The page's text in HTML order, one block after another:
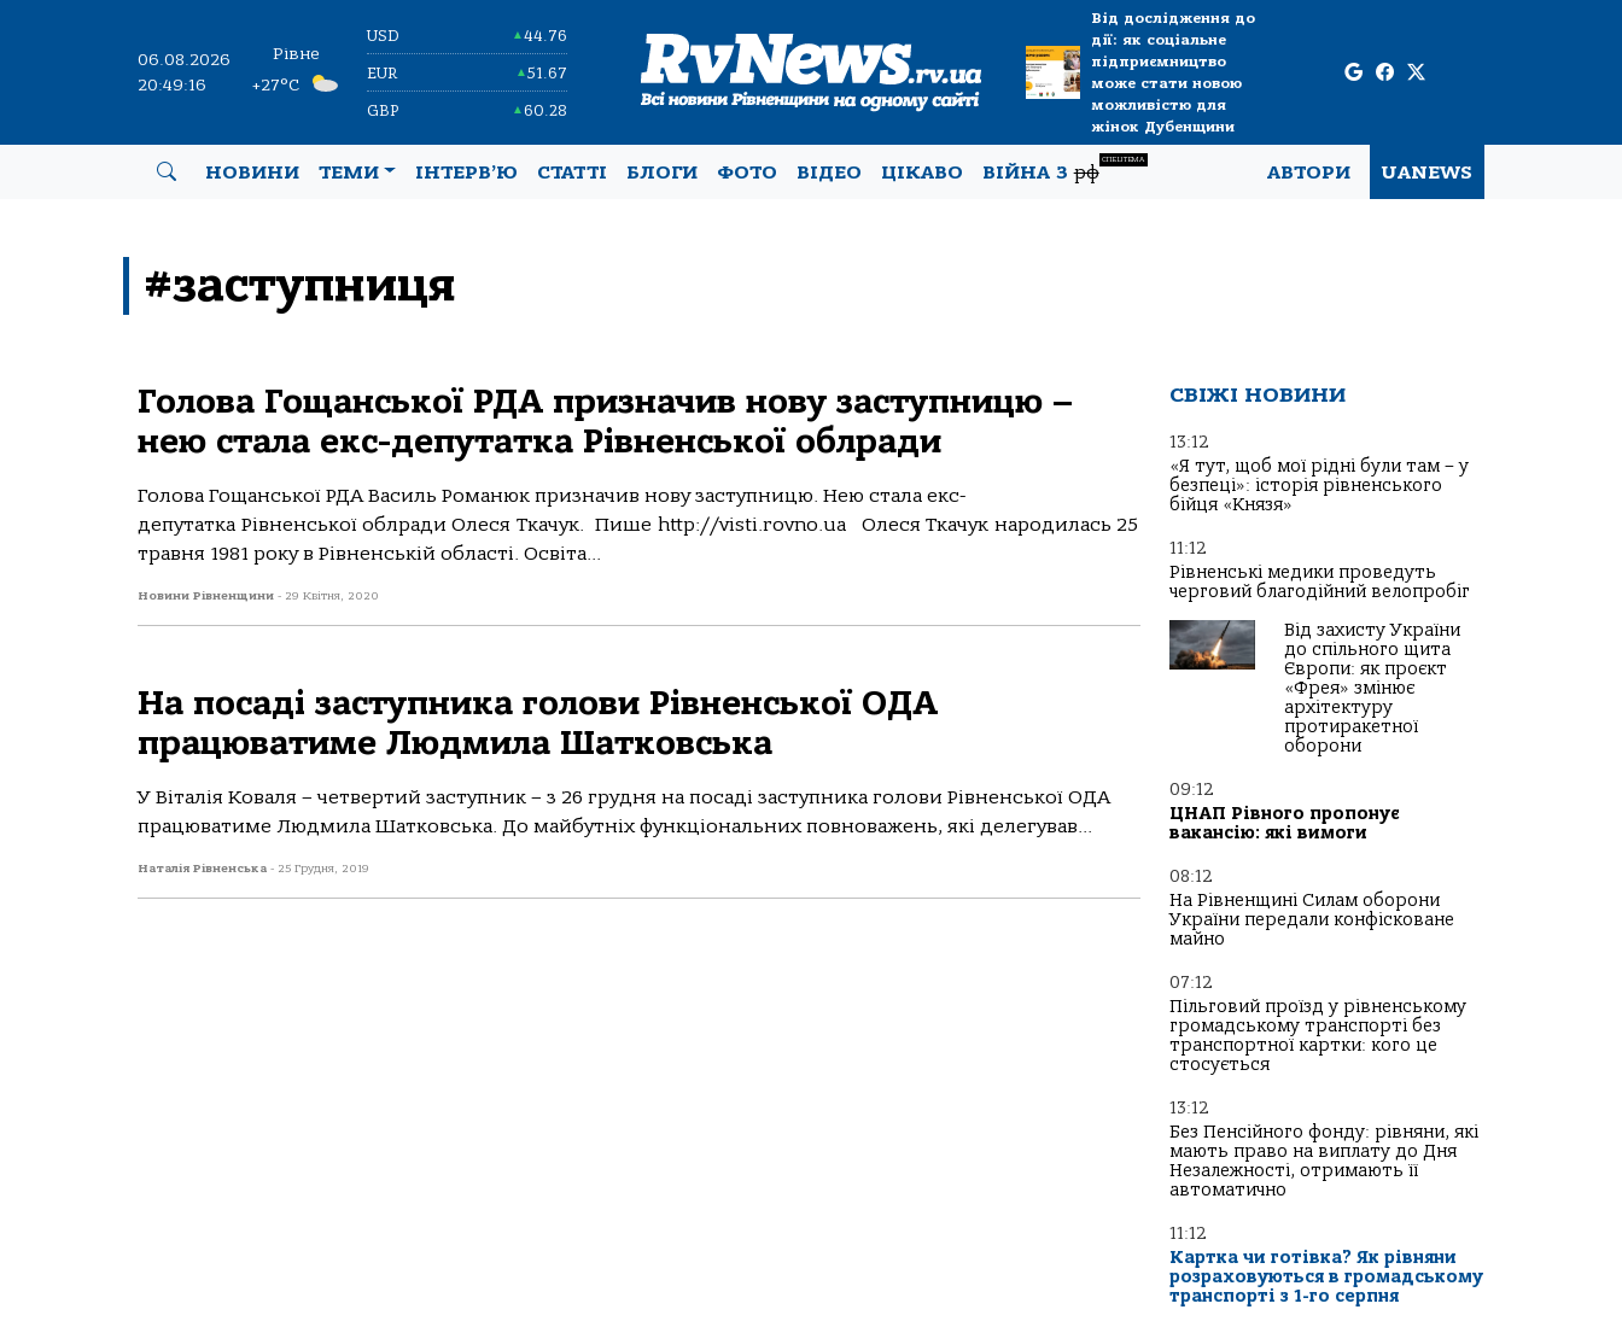
06.08.2026
20:49:16
Рівне
+27°C
USD ▲44.76
EUR ▲51.67
GBP ▲60.28
Від дослідження до
дії: як соціальне
підприємництво
може стати новою
можливістю для
жінок Дубенщини
НОВИНИ ТЕМИ ІНТЕРВ’Ю СТАТТІ БЛОГИ ФОТО ВІДЕО ЦІКАВО ВІЙНА Зрф
СПЕЦТЕМА
АВТОРИ UANEWS
#заступниця
Голова Гощанської РДА призначив нову заступницю –
нею стала екс-депутатка Рівненської облради
Голова Гощанської РДА Василь Романюк призначив нову заступницю. Нею стала екс-
депутатка Рівненської облради Олеся Ткачук. Пише http://visti.rovno.ua Олеся Ткачук народилась 25
травня 1981 року в Рівненській області. Освіта...
Новини Рівненщини - 29 Квітня, 2020
На посаді заступника голови Рівненської ОДА
працюватиме Людмила Шатковська
У Віталія Коваля – четвертий заступник – з 26 грудня на посаді заступника голови Рівненської ОДА
працюватиме Людмила Шатковська. До майбутніх функціональних повноважень, які делегував...
Наталія Рівненська - 25 Грудня, 2019
СВІЖІ НОВИНИ
13:12
«Я тут, щоб мої рідні були там – у
безпеці»: історія рівненського
бійця «Князя»
11:12
Рівненські медики проведуть
черговий благодійний велопробіг
Від захисту України
до спільного щита
Європи: як проєкт
«Фрея» змінює
архітектуру
протиракетної
оборони
09:12
ЦНАП Рівного пропонує
вакансію: які вимоги
08:12
На Рівненщині Силам оборони
України передали конфісковане
майно
07:12
Пільговий проїзд у рівненському
громадському транспорті без
транспортної картки: кого це
стосується
13:12
Без Пенсійного фонду: рівняни, які
мають право на виплату до Дня
Незалежності, отримають її
автоматично
11:12
Картка чи готівка? Як рівняни
розраховуються в громадському
транспорті з 1-го серпня